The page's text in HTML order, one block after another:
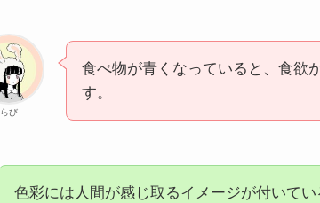
らび
食べ物が青くなっていると、食欲
す。
色彩には人間が感じ取るイメージが付いて